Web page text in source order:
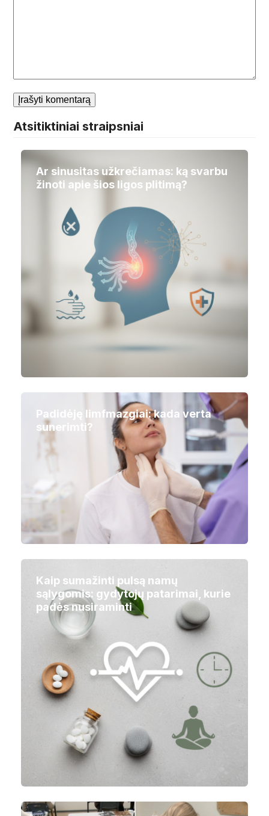
Atsitiktiniai straipsniai
Ar sinusitas užkrečiamas: ką svarbu
žinoti apie šios ligos plitimą?
Padidėję limfmazgiai: kada verta
sunerimti?
Kaip sumažinti pulsą namų
sąlygomis: gydytojų patarimai, kurie
padės nusiraminti